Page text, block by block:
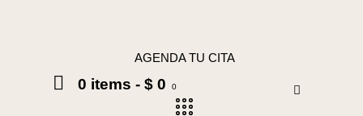
AGENDA TU CITA
0 items - $ 0 0